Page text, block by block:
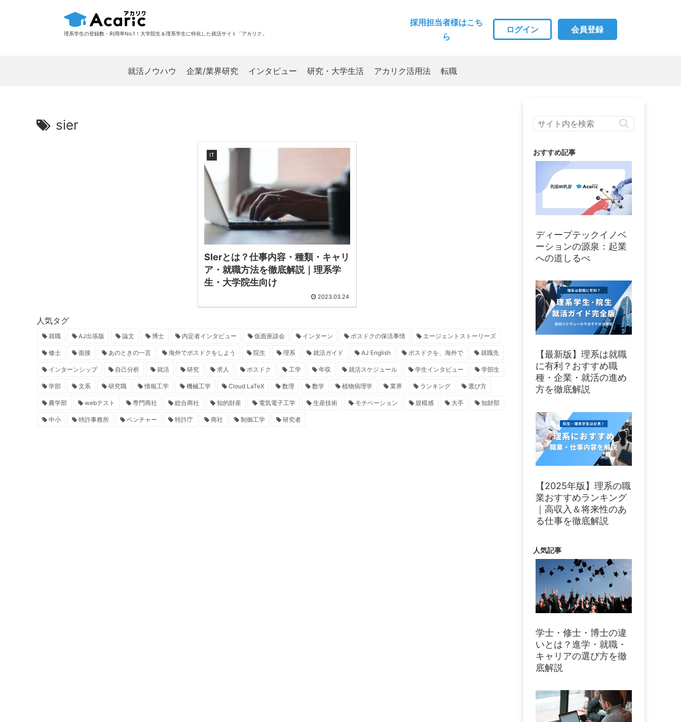
理系学生の登録数・利用率No.1！大学院生＆理系学生に特化した就活サイト「アカリク」
採用担当者様はこち
ら
ログイン 会員登録
就活ノウハウ 企業/業界研究 インタビュー 研究・大学生活 アカリク活用法 転職
sier
IT
SIerとは？仕事内容・種類・キャリ
ア・就職方法を徹底解説｜理系学
生・大学院生向け
2023.03.24
人気タグ
就職 AJ出張版 論文 博士 内定者インタビュー 仮面座談会 インターン ポスドクの保活事情 エージェントストーリーズ
修士 面接 あのときの一言 海外でポスドクをしよう 院生 理系 就活ガイド AJ English ポスドクを、海外で 就職先
インターンシップ 自己分析 就活 研究 求人 ポスドク 工学 年収 就活スケジュール 学生インタビュー 学部生
学部 文系 研究職 情報工学 機械工学 Cloud LaTeX 数理 数学 植物病理学 業界 ランキング 選び方
農学部 webテスト 専門商社 総合商社 知的財産 電気電子工学 生産技術 モチベーション 規模感 大手 知財部
中小 特許事務所 ベンチャー 特許庁 商社 制御工学 研究者
おすすめ記事
ディープテックイノベ
ーションの源泉：起業
への道しるべ
【最新版】理系は就職
に有利？おすすめ職
種・企業・就活の進め
方を徹底解説
【2025年版】理系の職
業おすすめランキング
｜高収入＆将来性のあ
る仕事を徹底解説
人気記事
学士・修士・博士の違
いとは？進学・就職・
キャリアの選び方を徹
底解説